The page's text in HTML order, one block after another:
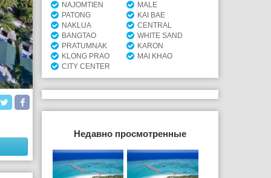
NAJOMTIEN
MALE
PATONG
KAI BAE
NAKLUA
CENTRAL
BANGTAO
WHITE SAND
PRATUMNAK
KARON
KLONG PRAO
MAI KHAO
CITY CENTER
Недавно просмотренные